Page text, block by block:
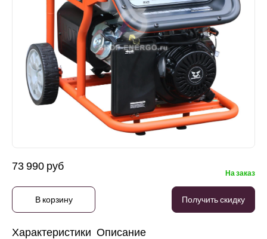
73 990 руб
На заказ
В корзину Получить скидку
Характеристики Описание